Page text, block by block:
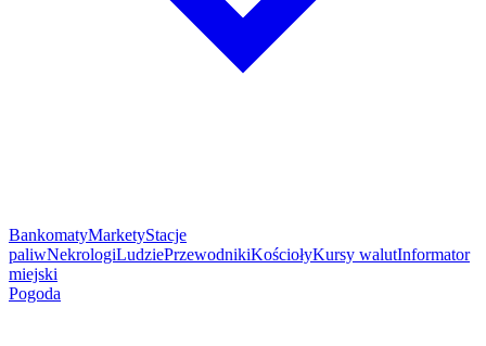
BankomatyMarketyStacje
paliwNekrologiLudziePrzewodnikiKościołyKursy walutInformator
miejski
Pogoda